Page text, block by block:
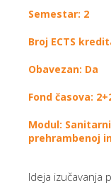
Semestar: 2
Broj ECTS
Obavezan: Da
Fond časova:
Modul:
prehrambenoj
Ideja izučavanja